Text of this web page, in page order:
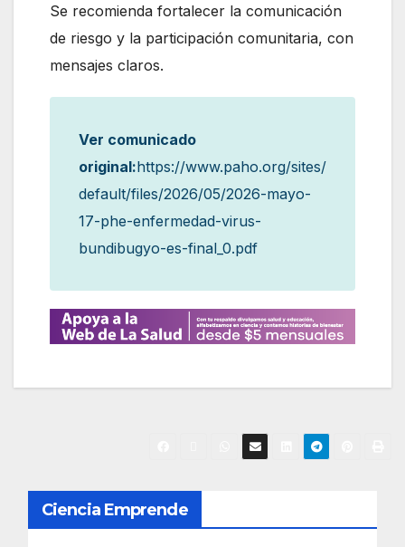
Se recomienda fortalecer la comunicación
de riesgo y la participación comunitaria, con
mensajes claros.
Ver comunicado
original:https://www.paho.org/sites/
default/files/2026/05/2026-mayo-
17-phe-enfermedad-virus-
bundibugyo-es-final_0.pdf
N
a
Ciencia Emprende